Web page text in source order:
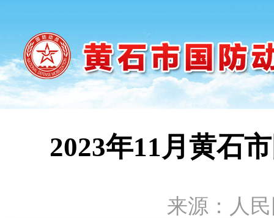
2023年11月黄石
来源：人